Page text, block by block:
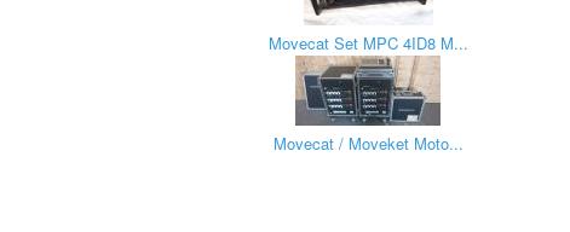
Movecat Set MPC 4ID8 M...
Movecat / Moveket Moto...